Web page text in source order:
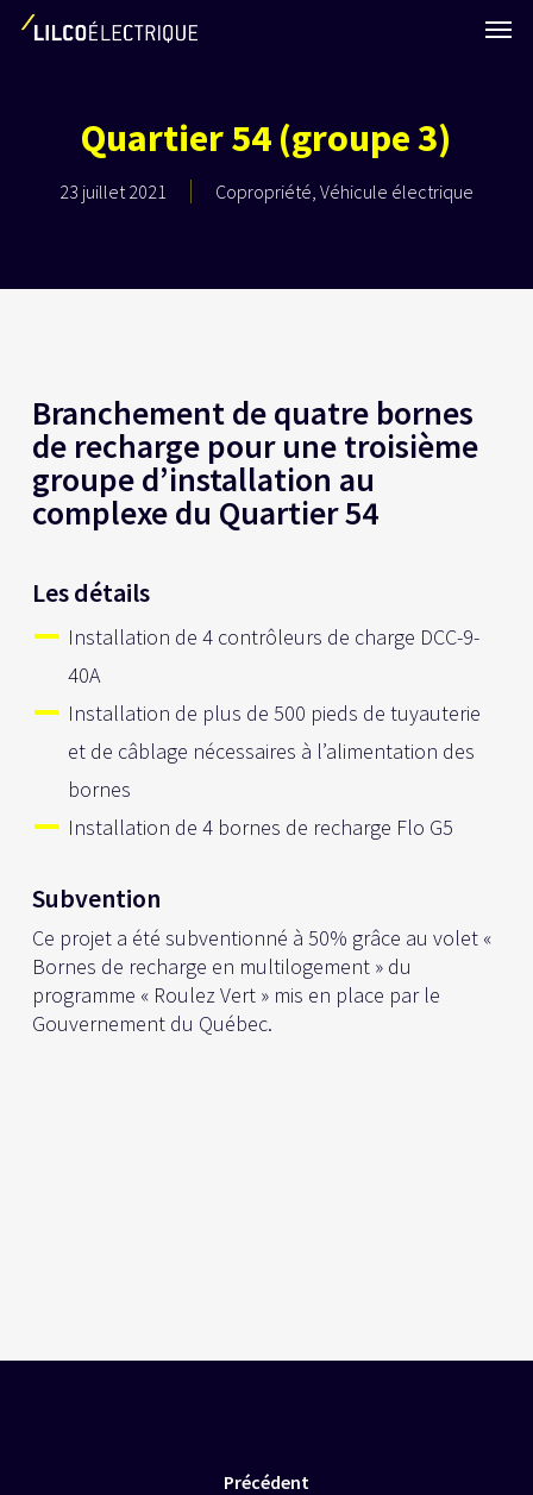
Skip
Menu
Quartier 54 (groupe 3)
23 juillet 2021 Copropriété, Véhicule électrique
Branchement de quatre bornes
de recharge pour une troisième
groupe d’installation au
complexe du Quartier 54
Les détails
Installation de 4 contrôleurs de charge DCC-9-
40A
Installation de plus de 500 pieds de tuyauterie
et de câblage nécessaires à l’alimentation des
bornes
Installation de 4 bornes de recharge Flo G5
Subvention
Ce projet a été subventionné à 50% grâce au volet «
Bornes de recharge en multilogement» du
programme « Roulez Vert » mis en place par le
Gouvernement du Québec.
Précédent